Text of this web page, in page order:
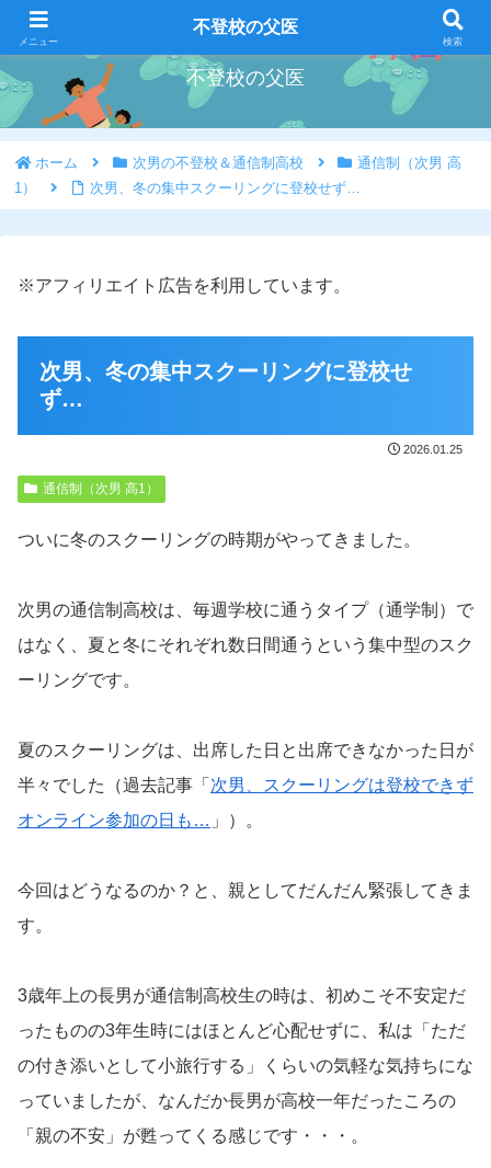
好きな事を好きな時にやろう
不登校の父医
ホーム 次男の不登校＆通信制高校
通信制（次男 高
1）
次男、冬の集中スクーリングに登校せず…
※アフィリエイト広告を利用しています。
次男、冬の集中スクーリングに登校せ
ず…
2026.01.25
通信制（次男 高1）
ついに冬のスクーリングの時期がやってきました。
次男の通信制高校は、毎週学校に通うタイプ（通学制）で
はなく、夏と冬にそれぞれ数日間通うという集中型のスク
ーリングです。
夏のスクーリングは、出席した日と出席できなかった日が
半々でした（過去記事「 次男、スクーリングは登校できず
オンライン参加の日も… 」）。
今回はどうなるのか？と、親としてだんだん緊張してきま
す。
3歳年上の長男が通信制高校生の時は、初めこそ不安定だ
ったものの3年生時にはほとんど心配せずに、私は「ただ
の付き添いとして小旅行する」くらいの気軽な気持ちにな
っていましたが、なんだか長男が高校一年だったころの
「親の不安」が甦ってくる感じです・・・。
メニュー
不登校の父医
検索